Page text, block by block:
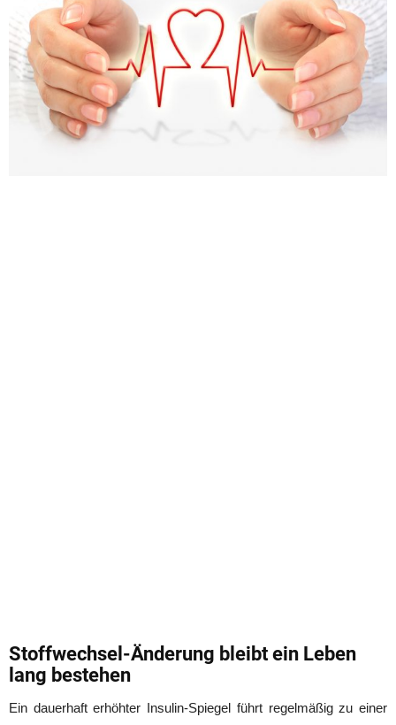
Stoffwechsel-Änderung bleibt ein Leben
lang bestehen
Ein dauerhaft erhöhter Insulin-Spiegel führt regelmäßig zu einer